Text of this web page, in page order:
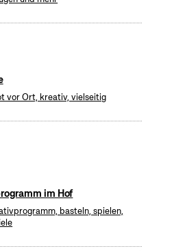
vor Ort, kreativ, vielseitig
im Hof
basteln, spielen,